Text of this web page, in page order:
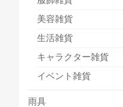
美容雑貨
生活雑貨
キャラクター雑貨
イベント雑貨
雨具